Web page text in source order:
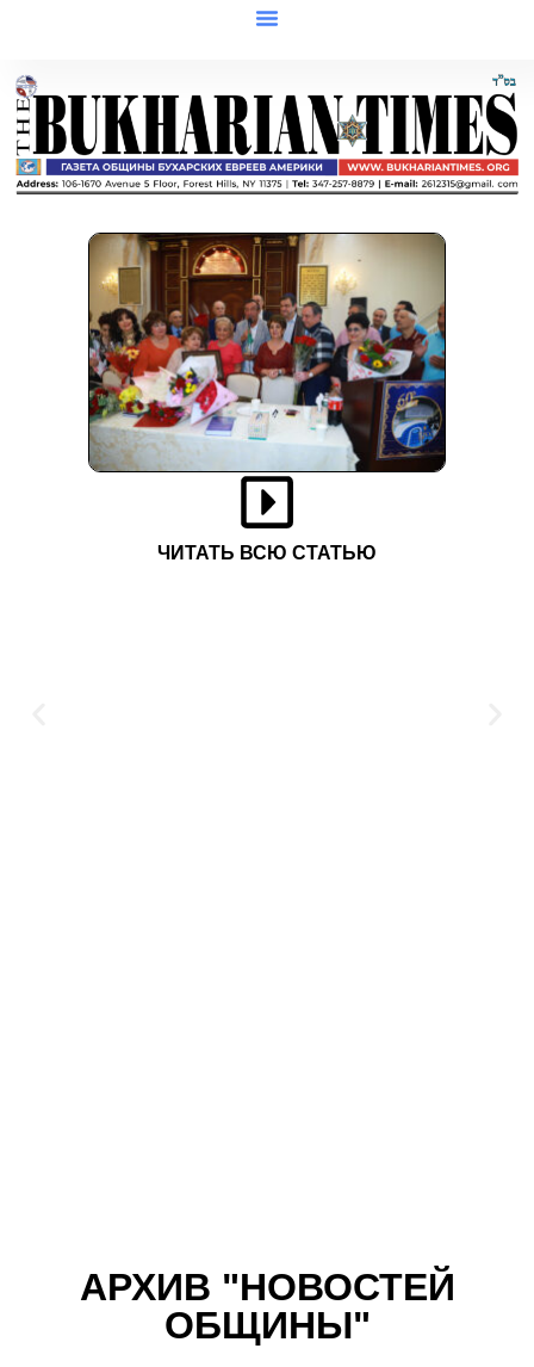
ЧИТАТЬ ВСЮ СТАТЬЮ
ЦЕНТРЕ
БУХАРСКИХ
АРХИВ "НОВОСТЕЙ
ОБЩИНЫ"